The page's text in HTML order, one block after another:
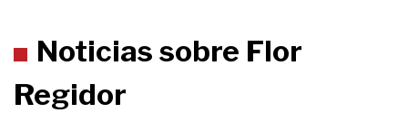
Noticias sobre Flor
Regidor